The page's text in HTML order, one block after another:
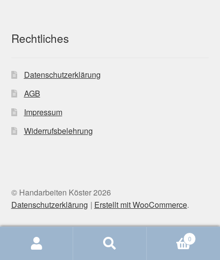
Rechtliches
Datenschutzerklärung
AGB
Impressum
Widerrufsbelehrung
© Handarbeiten Köster 2026
Datenschutzerklärung
Erstellt mit WooCommerce.
0